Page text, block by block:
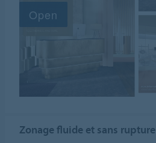
Zonage fluide et sans rupture